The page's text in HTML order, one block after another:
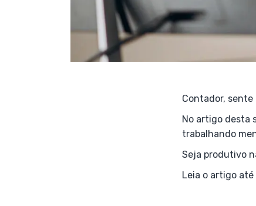
Contador,
No artigo desta
trabalhando
Seja produtivo
Leia o artigo até